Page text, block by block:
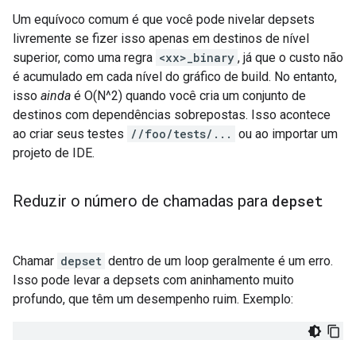
Um equívoco comum é que você pode nivelar depsets
livremente se fizer isso apenas em destinos de nível
superior, como uma regra <xx>_binary , já que o custo não
é acumulado em cada nível do gráfico de build. No entanto,
isso ainda é O(N^2) quando você cria um conjunto de
destinos com dependências sobrepostas. Isso acontece
ao criar seus testes //foo/tests/... ou ao importar um
projeto de IDE.
Reduzir o número de chamadas para depset
Chamar depset dentro de um loop geralmente é um erro.
Isso pode levar a depsets com aninhamento muito
profundo, que têm um desempenho ruim. Exemplo: